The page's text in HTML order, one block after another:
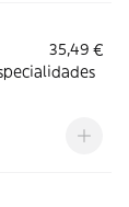
35,49 €